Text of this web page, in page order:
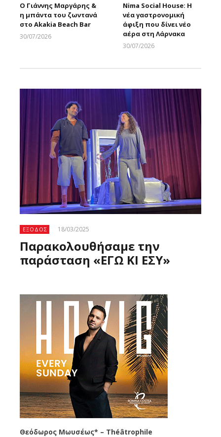
Ο Γιάννης Μαργάρης &
η μπάντα του ζωντανά
στο Akakia Beach Bar
30/07/2026
Nima Social House: Η
νέα γαστρονομική
άφιξη που δίνει νέο
αέρα στη Λάρνακα
30/07/2026
ΕΞΟΔΟΣ 18/03/2025
Παρακολουθήσαμε την
παράσταση «ΕΓΩ ΚΙ ΕΣΥ»
Θεόδωρος Μωυσέως* – Théâtrophile